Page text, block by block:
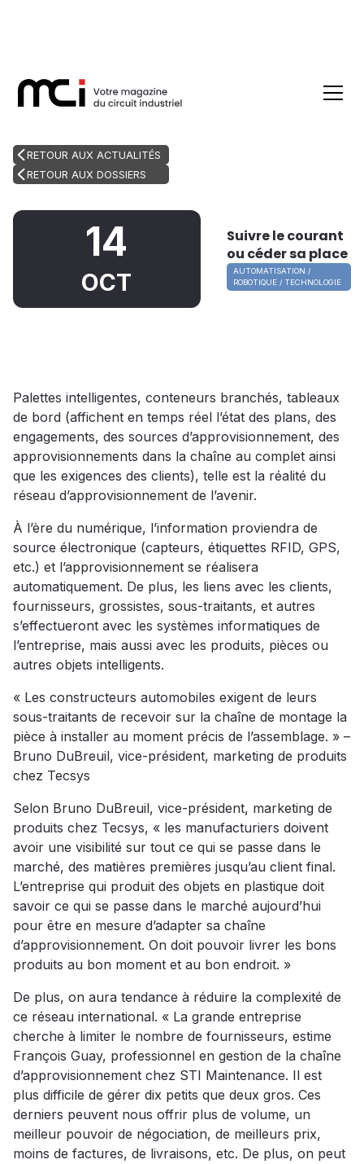
RETOUR AUX ACTUALITÉS
RETOUR AUX DOSSIERS
14
OCT
Suivre le courant
ou céder sa place
AUTOMATISATION /
ROBOTIQUE / TECHNOLOGIE
Palettes intelligentes, conteneurs branchés, tableaux
de bord (affichent en temps réel l’état des plans, des
engagements, des sources d’approvisionnement, des
approvisionnements dans la chaîne au complet ainsi
que les exigences des clients), telle est la réalité du
réseau d’approvisionnement de l’avenir.
À l’ère du numérique, l’information proviendra de
source électronique (capteurs, étiquettes RFID, GPS,
etc.) et l’approvisionnement se réalisera
automatiquement. De plus, les liens avec les clients,
fournisseurs, grossistes, sous-traitants, et autres
s’effectueront avec les systèmes informatiques de
l’entreprise, mais aussi avec les produits, pièces ou
autres objets intelligents.
« Les constructeurs automobiles exigent de leurs
sous-traitants de recevoir sur la chaîne de montage la
pièce à installer au moment précis de l’assemblage. » –
Bruno DuBreuil, vice-président, marketing de produits
chez Tecsys
Selon Bruno DuBreuil, vice-président, marketing de
produits chez Tecsys, « les manufacturiers doivent
avoir une visibilité sur tout ce qui se passe dans le
marché, des matières premières jusqu’au client final.
L’entreprise qui produit des objets en plastique doit
savoir ce qui se passe dans le marché aujourd’hui
pour être en mesure d’adapter sa chaîne
d’approvisionnement. On doit pouvoir livrer les bons
produits au bon moment et au bon endroit. »
De plus, on aura tendance à réduire la complexité de
ce réseau international. « La grande entreprise
cherche à limiter le nombre de fournisseurs, estime
François Guay, professionnel en gestion de la chaîne
d’approvisionnement chez STI Maintenance. Il est
plus difficile de gérer dix petits que deux gros. Ces
derniers peuvent nous offrir plus de volume, un
meilleur pouvoir de négociation, de meilleurs prix,
moins de factures, de livraisons, etc. De plus, on peut